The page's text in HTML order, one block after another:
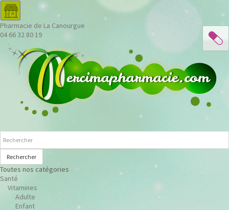
Pharmacie de La Canourgue
04 66 32 80 19
Rechercher
Toutes nos catégories
Santé
Vitamines
Adulte
Enfant